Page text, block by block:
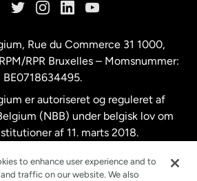
Rue du Commerce 31 1000,
RPR Bruxelles – Momsnummer:
BE0718634495.
er autoriseret og reguleret af
(NBB) under belgisk lov om
af 11. marts 2018.
to enhance user experience and to
traffic on our website. We also